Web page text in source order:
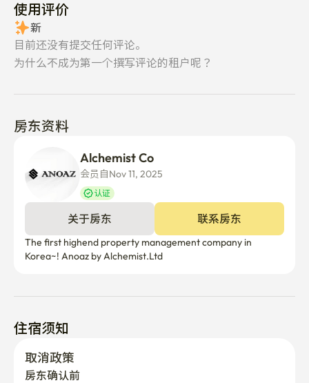
使用评价
新
目前还没有提交任何评论。
为什么不成为第一个撰写评论的租户呢？
房东资料
Alchemist Co
会员自Nov 11, 2025
认证
关于房东 联系房东
The first highend property management company in
Korea~! Anoaz by Alchemist.Ltd
住宿须知
取消政策
房东确认前